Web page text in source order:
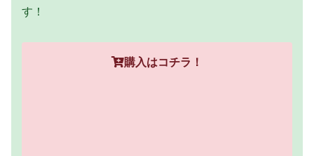
す！
購入はコチラ！